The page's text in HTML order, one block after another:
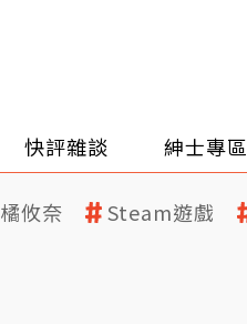
快評雜談 紳士專區
橘攸奈 Steam遊戲